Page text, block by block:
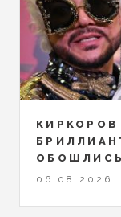
06.08.2026